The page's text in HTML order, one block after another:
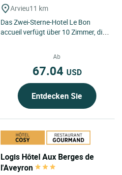
Arvieu11 km
Das Zwei-Sterne-Hotel Le Bon
accueil verfügt über 10 Zimmer, die
Ab
67.04 USD
Entdecken Sie
Logis Hôtel Aux Berges de
l'Aveyron